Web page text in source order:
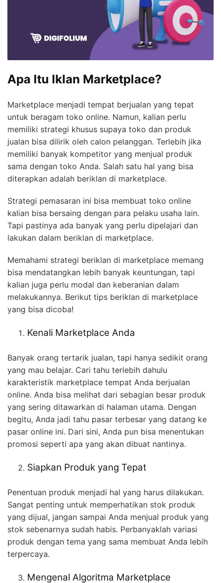
Apa Itu Iklan Marketplace?
Marketplace menjadi tempat berjualan yang tepat
untuk beragam toko online. Namun, kalian perlu
memiliki strategi khusus supaya toko dan produk
jualan bisa dilirik oleh calon pelanggan. Terlebih jika
memiliki banyak kompetitor yang menjual produk
sama dengan toko Anda. Salah satu hal yang bisa
diterapkan adalah beriklan di marketplace.
Strategi pemasaran ini bisa membuat toko online
kalian bisa bersaing dengan para pelaku usaha lain.
Tapi pastinya ada banyak yang perlu dipelajari dan
lakukan dalam beriklan di marketplace.
Memahami strategi beriklan di marketplace memang
bisa mendatangkan lebih banyak keuntungan, tapi
kalian juga perlu modal dan keberanian dalam
melakukannya. Berikut tips beriklan di marketplace
yang bisa dicoba!
Kenali Marketplace Anda
Banyak orang tertarik jualan, tapi hanya sedikit orang
yang mau belajar. Cari tahu terlebih dahulu
karakteristik marketplace tempat Anda berjualan
online. Anda bisa melihat dari sebagian besar produk
yang sering ditawarkan di halaman utama. Dengan
begitu, Anda jadi tahu pasar terbesar yang datang ke
pasar online ini. Dari sini, Anda pun bisa menentukan
promosi seperti apa yang akan dibuat nantinya.
Siapkan Produk yang Tepat
Penentuan produk menjadi hal yang harus dilakukan.
Sangat penting untuk memperhatikan stok produk
yang dijual, jangan sampai Anda menjual produk yang
stok sebenarnya sudah habis. Perbanyaklah variasi
produk dengan tema yang sama membuat Anda lebih
terpercaya.
Mengenal Algoritma Marketplace